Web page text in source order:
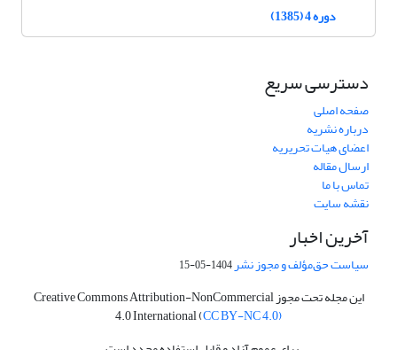
دوره 4 (1385)
دسترسی سریع
صفحه اصلی
درباره نشریه
اعضای هیات تحریریه
ارسال مقاله
تماس با ما
نقشه سایت
آخرین اخبار
سیاست حق‌مؤلف و مجوز نشر1404-05-15
این مجله تحت مجوز Creative Commons Attribution-NonCommercial
4.0 International (CC BY-NC 4.0)